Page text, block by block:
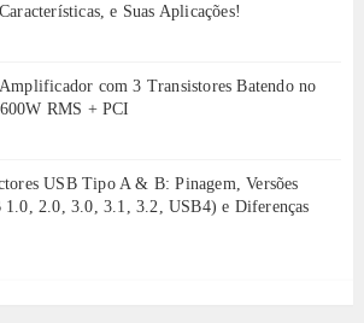
e Suas Aplicações!
com 3 Transistores Batendo no
RMS + PCI
USB Tipo A & B: Pinagem, Versões
1.0, 2.0, 3.0, 3.1, 3.2, USB4) e Diferenças